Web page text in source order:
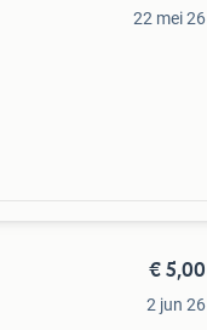
22 mei 26
€ 5,00
2 jun 26